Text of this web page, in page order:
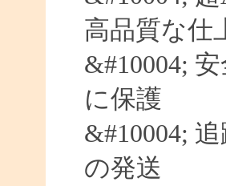
高品質な仕
&#10004;
に保護
&#10004;
の発送